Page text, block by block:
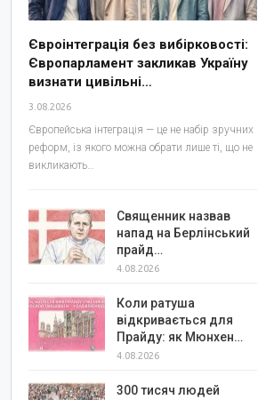
Євроінтеграція без вибірковості:
Європарламент закликав Україну
визнати цивільні…
3.08.2026
Європейська інтеграція — це не набір зручних
реформ, із якого можна обрати лише ті, що не
викликають…
Священник назвав
напад на Берлінський
прайд…
4.08.2026
Коли ратуша
відкривається для
Прайду: як Мюнхен…
4.08.2026
300 тисяч людей